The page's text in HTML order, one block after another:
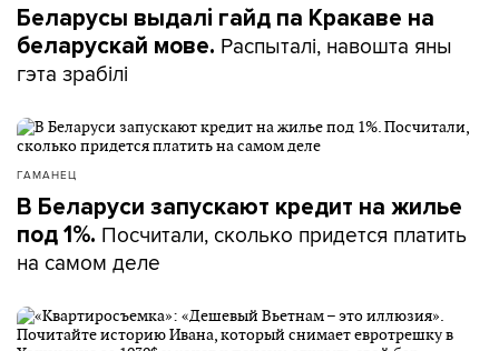
Беларусы выдалі гайд па Кракаве на
беларускай мове. Распыталі, навошта яны
гэта зрабілі
ГАМАНЕЦ
В Беларуси запускают кредит на жилье
под 1%. Посчитали, сколько придется платить
на самом деле